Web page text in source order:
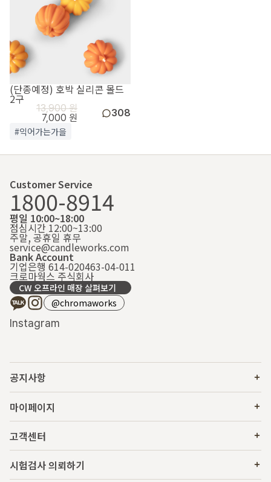
(단종예정) 호박 실리콘 몰드
2구
13,900 원
7,000 원
308
#익어가는가을
Customer Service
1800-8914
평일 10:00~18:00
점심시간 12:00~13:00
주말, 공휴일 휴무
service@candleworks.com
Bank Account
기업은행 614-020463-04-011
크로마웍스 주식회사
CW 오프라인 매장 살펴보기
@chromaworks
Instagram
공지사항
마이페이지
고객센터
시험검사 의뢰하기